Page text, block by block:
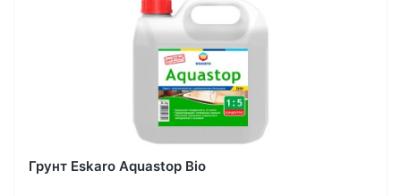
Грунт Eskaro Aquastop Bio